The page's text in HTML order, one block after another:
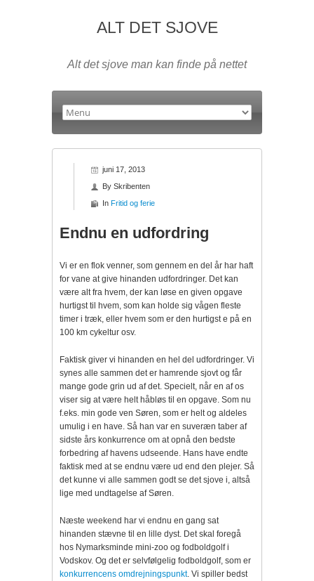
ALT DET SJOVE
Alt det sjove man kan finde på nettet
juni 17, 2013
By Skribenten
In Fritid og ferie
Endnu en udfordring
Vi er en flok venner, som gennem en del år har haft
for vane at give hinanden udfordringer. Det kan
være alt fra hvem, der kan løse en given opgave
hurtigst til hvem, som kan holde sig vågen fleste
timer i træk, eller hvem som er den hurtigst e på en
100 km cykeltur osv.
Faktisk giver vi hinanden en hel del udfordringer. Vi
synes alle sammen det er hamrende sjovt og får
mange gode grin ud af det. Specielt, når en af os
viser sig at være helt håbløs til en opgave. Som nu
f.eks. min gode ven Søren, som er helt og aldeles
umulig i en have. Så han var en suveræn taber af
sidste års konkurrence om at opnå den bedste
forbedring af havens udseende. Hans have endte
faktisk med at se endnu være ud end den plejer. Så
det kunne vi alle sammen godt se det sjove i, altså
lige med undtagelse af Søren.
Næste weekend har vi endnu en gang sat
hinanden stævne til en lille dyst. Det skal foregå
hos Nymarksminde mini-zoo og fodboldgolf i
Vodskov. Og det er selvfølgelig fodboldgolf, som er
konkurrencens omdrejningspunkt. Vi spiller bedst